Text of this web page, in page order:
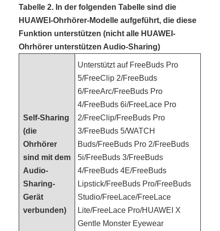
Tabelle 2. In der folgenden Tabelle sind die
HUAWEI-Ohrhörer-Modelle aufgeführt, die diese
Funktion unterstützen (nicht alle HUAWEI-
Ohrhörer unterstützen Audio-Sharing)
Self-Sharing
(die
Ohrhörer
sind mit dem
Audio-
Sharing-
Gerät
verbunden)
Unterstützt auf FreeBuds Pro
5/FreeClip 2/FreeBuds
6/FreeArc/FreeBuds Pro
4/FreeBuds 6i/FreeLace Pro
2/FreeClip/FreeBuds Pro
3/FreeBuds 5/WATCH
Buds/FreeBuds Pro 2/FreeBuds
5i/FreeBuds 3/FreeBuds
4/FreeBuds 4E/FreeBuds
Lipstick/FreeBuds Pro/FreeBuds
Studio/FreeLace/FreeLace
Lite/FreeLace Pro/HUAWEI X
Gentle Monster Eyewear